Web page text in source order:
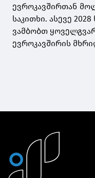
ევროკავშირთან
საკითხი. ასევე
ვამბობთ
ევროკავშირის